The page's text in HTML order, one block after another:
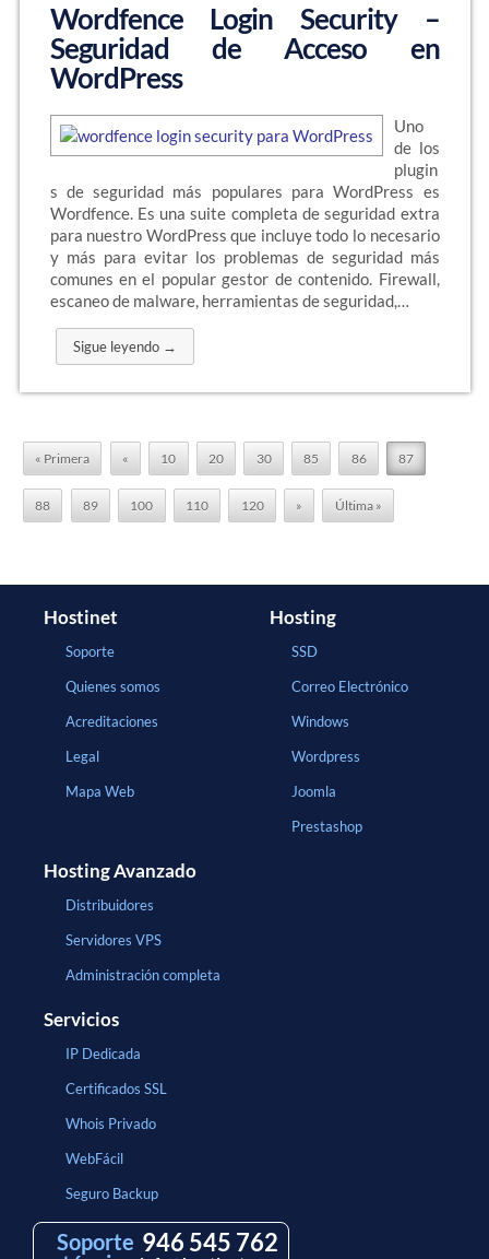
Wordfence Login Security –
Seguridad de Acceso en
WordPress
Uno
de los
plugin
s de seguridad más populares para WordPress es
Wordfence. Es una suite completa de seguridad extra
para nuestro WordPress que incluye todo lo necesario
y más para evitar los problemas de seguridad más
comunes en el popular gestor de contenido. Firewall,
escaneo de malware, herramientas de seguridad,…
Sigue leyendo →
« Primera « 10 20 30 85 86 87
88 89 100 110 120 » Última »
Hostinet
Soporte
Quienes somos
Acreditaciones
Legal
Mapa Web
Hosting
SSD
Correo Electrónico
Windows
Wordpress
Joomla
Prestashop
Hosting Avanzado
Distribuidores
Servidores VPS
Administración completa
Servicios
IP Dedicada
Certificados SSL
Whois Privado
WebFácil
Seguro Backup
Soporte 946 545 762